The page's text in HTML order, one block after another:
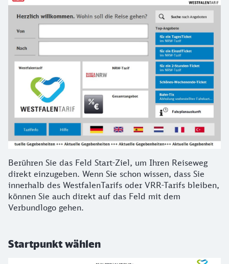
Berühren Sie das Feld Start-Ziel, um Ihren Reiseweg
direkt einzugeben. Wenn Sie schon wissen, dass Sie
innerhalb des WestfalenTarifs oder VRR-Tarifs bleiben,
können Sie auch direkt auf das Feld mit dem
Verbundlogo gehen.
Startpunkt wählen